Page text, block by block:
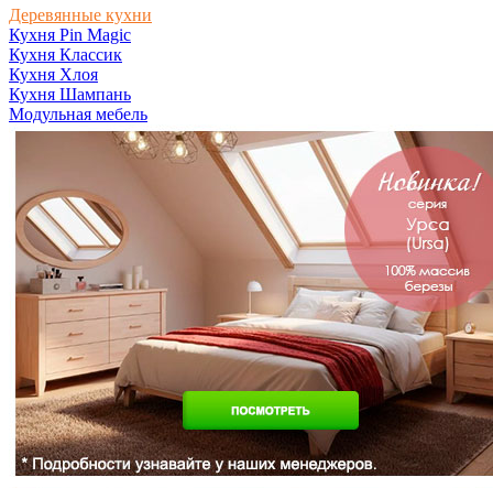
Деревянные кухни
Кухня Pin Magic
Кухня Классик
Кухня Хлоя
Кухня Шампань
Модульная мебель